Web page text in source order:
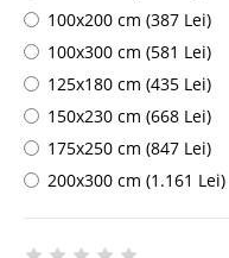
100x200 cm (387 Lei)
100x300 cm (581 Lei)
125x180 cm (435 Lei)
150x230 cm (668 Lei)
175x250 cm (847 Lei)
200x300 cm (1.161 Lei)